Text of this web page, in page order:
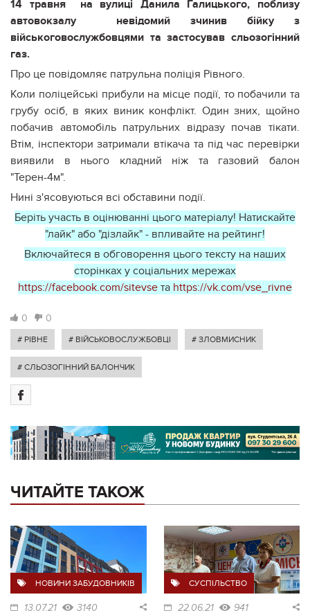
14 травня на вулиці Данила Галицького, поблизу
автовокзалу невідомий зчинив бійку з
військоговослужбовцями та застосував сльозогінний
газ.
Про це повідомляє патрульна поліція Рівного.
Коли поліцейські прибули на місце події, то побачили та
грубу осіб, в яких виник конфлікт. Один зних, щойно
побачив автомобіль патрульних відразу почав тікати.
Втім, інспектори затримали втікача та під час перевірки
виявили в нього кладний ніж та газовий балон
"Терен-4м".
Нині з'ясовуються всі обставини події.
Беріть участь в оцінюванні цього матеріалу! Натискайте
"лайк" або "дізлайк" - впливайте на рейтинг!
Включайтеся в обговорення цього тексту на наших
сторінках у соціальних мережах
https://facebook.com/sitevse та https://vk.com/vse_rivne
0 0
# РІВНЕ # ВІЙСЬКОВОСЛУЖБОВЦІ # ЗЛОВМИСНИК
# СЛЬОЗОГІННИЙ БАЛОНЧИК
ЧИТАЙТЕ ТАКОЖ
НОВИНИ ЗАБУДОВНИКІВ
13.07.21 3140
СУСПІЛЬСТВО
22.06.21 941